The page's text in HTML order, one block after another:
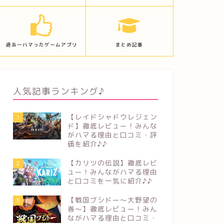
過去一ハマったゲームアプリ まとめ記事
人気記事ランキング♪
1
【レイドシャドウレジェン
ド】徹底レビュー！みんな
がハマる理由と口コミ・評
価を紹介♪♪
2
【カリツの伝説】徹底レビ
ュー！みんながハマる理由
と口コミを一気に紹介♪♪
3
【戦国ブシドー〜大野望の
巻〜】徹底レビュー！みん
ながハマる理由と口コミ・